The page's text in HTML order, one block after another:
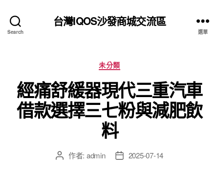
Search
台灣IQOS沙發商城交流區
選單
分
類
未分類
經痛舒緩器現代三重汽車
借款選擇三七粉與減肥飲
料
文 作者: admin
文 2025-07-14